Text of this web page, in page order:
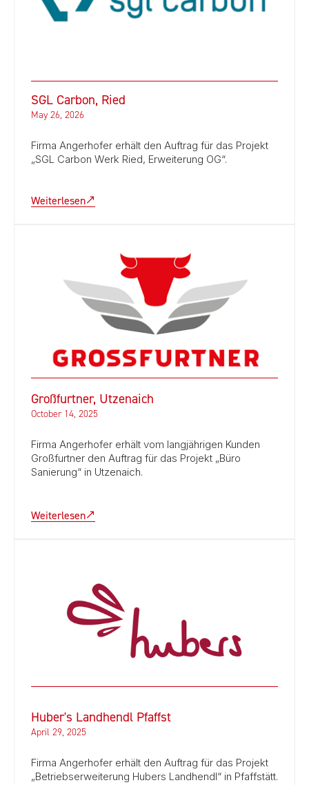
SGL Carbon, Ried
May 26, 2026
Firma Angerhofer erhält den Auftrag für das Projekt
„SGL Carbon Werk Ried, Erweiterung OG“.
Weiterlesen
Großfurtner, Utzenaich
October 14, 2025
Firma Angerhofer erhält vom langjährigen Kunden
Großfurtner den Auftrag für das Projekt „Büro
Sanierung“ in Utzenaich.
Weiterlesen
Huber's Landhendl Pfaffst
April 29, 2025
Firma Angerhofer erhält den Auftrag für das Projekt
„Betriebserweiterung Hubers Landhendl“ in Pfaffstätt.